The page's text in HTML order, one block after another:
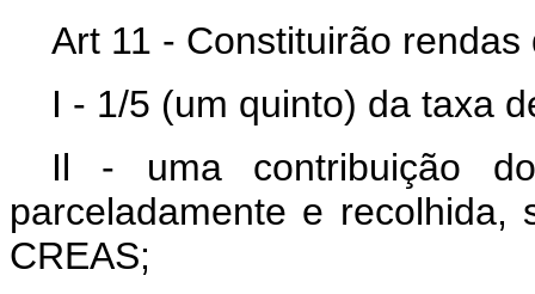
Art 11 - Constituirão rendas
I - 1/5 (um quinto) da taxa
Il - uma contribuição
parceladamente e recolhida,
CREAS;